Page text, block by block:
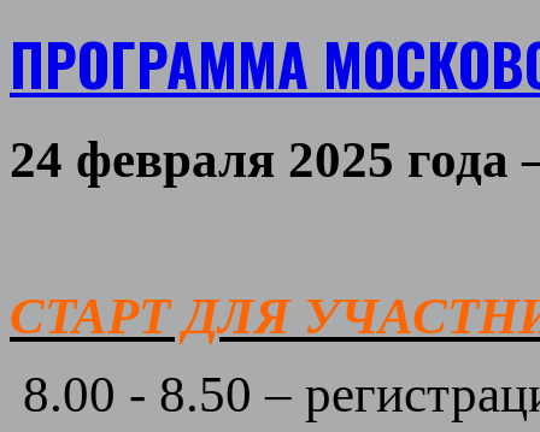
ПРОГРАММА
24 февраля 2025 года
СТАРТ ДЛЯ
8.00 - 8.50 –